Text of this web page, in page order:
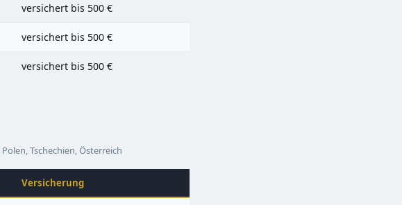
versichert bis 500 €
versichert bis 500 €
versichert bis 500 €
Tschechien, Österreich
Versicherung